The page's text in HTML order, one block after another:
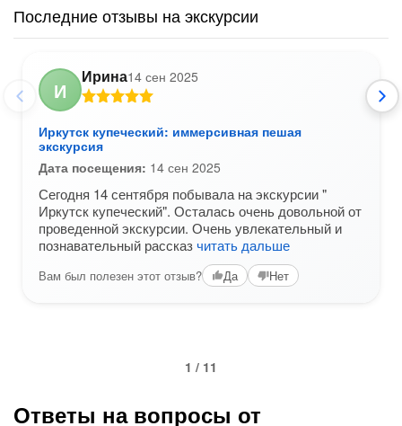
Последние отзывы на экскурсии
И
Ирина14 сен 2025
Иркутск купеческий: иммерсивная пешая
экскурсия
Дата посещения: 14 сен 2025
Сегодня 14 сентября побывала на экскурсии "
Иркутск купеческий". Осталась очень довольной от
проведенной экскурсии. Очень увлекательный и
познавательный рассказчитать дальше
Вам был полезен этот отзыв? Да Нет
1 / 11
Ответы на вопросы от